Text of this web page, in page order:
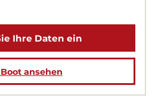
Ihre Daten ein
ansehen